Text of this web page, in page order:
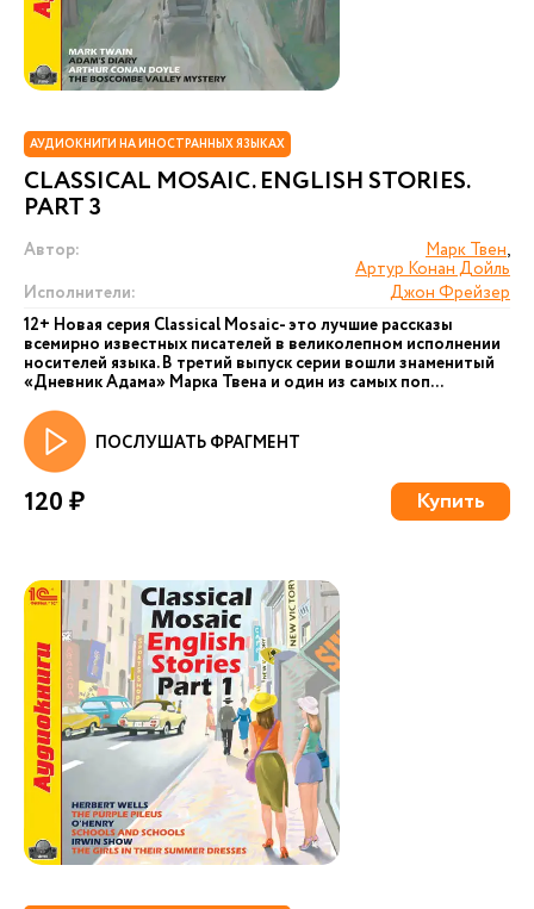
АУДИОКНИГИ НА ИНОСТРАННЫХ ЯЗЫКАХ
CLASSICAL MOSAIC. ENGLISH STORIES.
PART 3
Автор: Марк Твен,
Артур Конан Дойль
Исполнители:
Джон Фрейзер
12+ Новая серия Сlassical Mosaic- это лучшие рассказы
всемирно известных писателей в великолепном исполнении
носителей языка. В третий выпуск серии вошли знаменитый
«Дневник Адама» Марка Твена и один из самых поп...
ПОСЛУШАТЬ ФРАГМЕНТ
120 ₽ Купить